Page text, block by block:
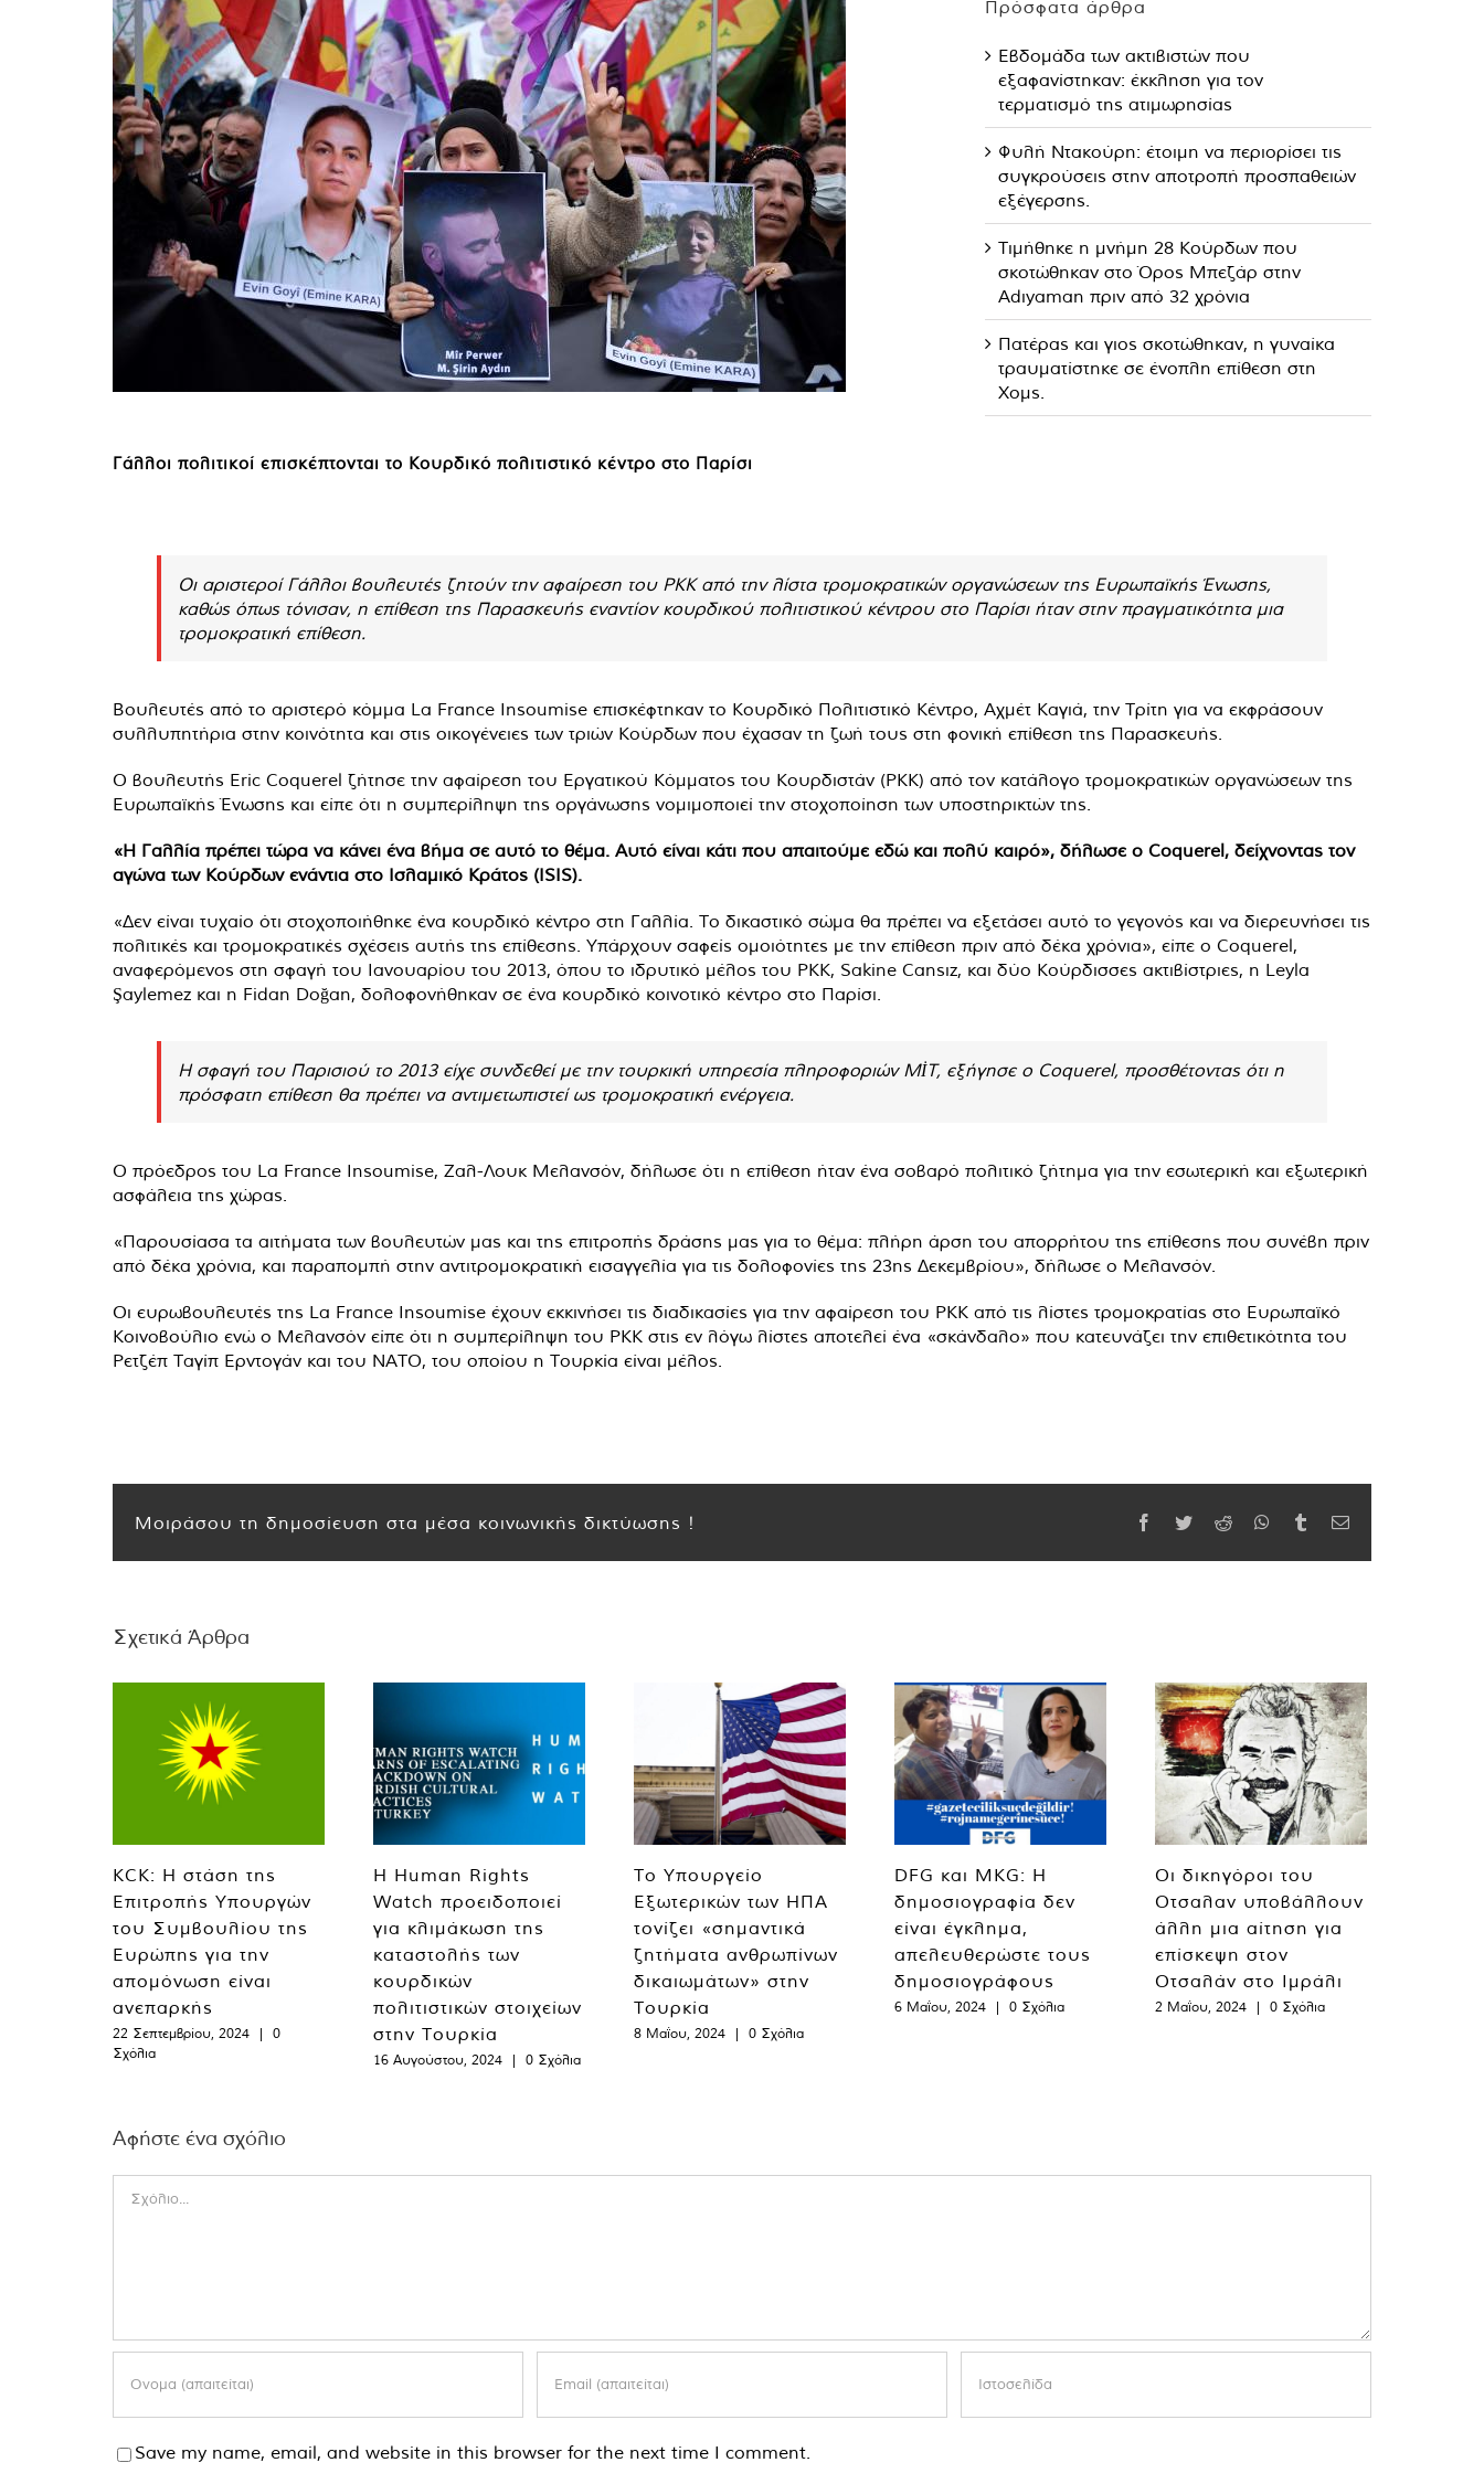
Πρόσφατα άρθρα
Εβδομάδα των ακτιβιστών που
εξαφανίστηκαν: έκκληση για τον
τερματισμό της ατιμωρησίας
Φυλή Ντακούρη: έτοιμη να περιορίσει τις
συγκρούσεις στην αποτροπή προσπαθειών
εξέγερσης.
Τιμήθηκε η μνήμη 28 Κούρδων που
σκοτώθηκαν στο Όρος Μπεζάρ στην
Adıyaman πριν από 32 χρόνια
Πατέρας και γιος σκοτώθηκαν, η γυναίκα
τραυματίστηκε σε ένοπλη επίθεση στη
Χομς.
Γάλλοι πολιτικοί επισκέπτονται το Κουρδικό πολιτιστικό κέντρο στο Παρίσι
Οι αριστεροί Γάλλοι βουλευτές ζητούν την αφαίρεση του PKK από την λίστα τρομοκρατικών οργανώσεων της Ευρωπαϊκής Ένωσης,
καθώς όπως τόνισαν, η επίθεση της Παρασκευής εναντίον κουρδικού πολιτιστικού κέντρου στο Παρίσι ήταν στην πραγματικότητα μια
τρομοκρατική επίθεση.
Βουλευτές από το αριστερό κόμμα La France Insoumise επισκέφτηκαν το Κουρδικό Πολιτιστικό Κέντρο, Αχμέτ Καγιά, την Τρίτη για να εκφράσουν
συλλυπητήρια στην κοινότητα και στις οικογένειες των τριών Κούρδων που έχασαν τη ζωή τους στη φονική επίθεση της Παρασκευής.
Ο βουλευτής Eric Coquerel ζήτησε την αφαίρεση του Εργατικού Κόμματος του Κουρδιστάν (PKK) από τον κατάλογο τρομοκρατικών οργανώσεων της
Ευρωπαϊκής Ένωσης και είπε ότι η συμπερίληψη της οργάνωσης νομιμοποιεί την στοχοποίηση των υποστηρικτών της.
«Η Γαλλία πρέπει τώρα να κάνει ένα βήμα σε αυτό το θέμα. Αυτό είναι κάτι που απαιτούμε εδώ και πολύ καιρό», δήλωσε ο Coquerel, δείχνοντας τον
αγώνα των Κούρδων ενάντια στο Ισλαμικό Κράτος (ISIS).
«Δεν είναι τυχαίο ότι στοχοποιήθηκε ένα κουρδικό κέντρο στη Γαλλία. Το δικαστικό σώμα θα πρέπει να εξετάσει αυτό το γεγονός και να διερευνήσει τις
πολιτικές και τρομοκρατικές σχέσεις αυτής της επίθεσης. Υπάρχουν σαφείς ομοιότητες με την επίθεση πριν από δέκα χρόνια», είπε ο Coquerel,
αναφερόμενος στη σφαγή του Ιανουαρίου του 2013, όπου το ιδρυτικό μέλος του PKK, Sakine Cansız, και δύο Κούρδισσες ακτιβίστριες, η Leyla
Şaylemez και η Fidan Doğan, δολοφονήθηκαν σε ένα κουρδικό κοινοτικό κέντρο στο Παρίσι.
Η σφαγή του Παρισιού το 2013 είχε συνδεθεί με την τουρκική υπηρεσία πληροφοριών MİT, εξήγησε ο Coquerel, προσθέτοντας ότι η
πρόσφατη επίθεση θα πρέπει να αντιμετωπιστεί ως τρομοκρατική ενέργεια.
Ο πρόεδρος του La France Insoumise, Ζαλ-Λουκ Μελανσόν, δήλωσε ότι η επίθεση ήταν ένα σοβαρό πολιτικό ζήτημα για την εσωτερική και εξωτερική
ασφάλεια της χώρας.
«Παρουσίασα τα αιτήματα των βουλευτών μας και της επιτροπής δράσης μας για το θέμα: πλήρη άρση του απορρήτου της επίθεσης που συνέβη πριν
από δέκα χρόνια, και παραπομπή στην αντιτρομοκρατική εισαγγελία για τις δολοφονίες της 23ης Δεκεμβρίου», δήλωσε ο Μελανσόν.
Οι ευρωβουλευτές της La France Insoumise έχουν εκκινήσει τις διαδικασίες για την αφαίρεση του ΡΚΚ από τις λίστες τρομοκρατίας στο Ευρωπαϊκό
Κοινοβούλιο ενώ ο Μελανσόν είπε ότι η συμπερίληψη του ΡΚΚ στις εν λόγω λίστες αποτελεί ένα «σκάνδαλο» που κατευνάζει την επιθετικότητα του
Ρετζέπ Ταγίπ Ερντογάν και του ΝΑΤΟ, του οποίου η Τουρκία είναι μέλος.
Μοιράσου τη δημοσίευση στα μέσα κοινωνικής δικτύωσης ! Facebook
TwitterReddit WhatsApp
TumblrEmail
Σχετικά Άρθρα
KCK: Η στάση της
Επιτροπής Υπουργών
του Συμβουλίου της
Ευρώπης για την
απομόνωση είναι
ανεπαρκής
22 Σεπτεμβρίου, 2024 |
0
Σχόλια
Η Human Rights
Watch προειδοποιεί
για κλιμάκωση της
καταστολής των
κουρδικών
πολιτιστικών στοιχείων
στην Τουρκία
16 Αυγούστου, 2024 | 0 Σχόλια
Το Υπουργείο
Εξωτερικών των ΗΠΑ
τονίζει «σημαντικά
ζητήματα ανθρωπίνων
δικαιωμάτων» στην
Τουρκία
8 Μαΐου, 2024 | 0 Σχόλια
DFG και MKG: Η
δημοσιογραφία δεν
είναι έγκλημα,
απελευθερώστε τους
δημοσιογράφους
6 Μαΐου, 2024 | 0 Σχόλια
Οι δικηγόροι του
Οτσαλαν υποβάλλουν
άλλη μια αίτηση για
επίσκεψη στον
Οτσαλάν στο Ιμράλι
2 Μαΐου, 2024 | 0 Σχόλια
Αφήστε ένα σχόλιο
Save my name, email, and website in this browser for the next time I comment.